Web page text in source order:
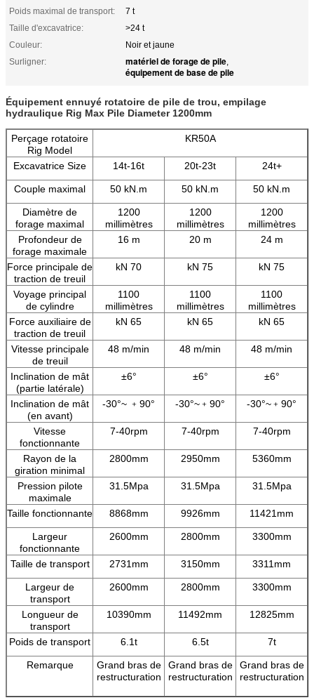
Poids maximal de transport:
7 t
Taille d'excavatrice:
>24 t
Couleur:
Noir et jaune
Surligner:
matériel de forage de pile,
équipement de base de pile
Équipement ennuyé rotatoire de pile de trou, empilage
hydraulique Rig Max Pile Diameter 1200mm
Perçage rotatoire
Rig Model
KR50A
Excavatrice Size 14t-16t 20t-23t 24t+
Couple maximal 50 kN.m 50 kN.m 50 kN.m
Diamètre de
forage maximal
1200
millimètres
1200
millimètres
1200
millimètres
Profondeur de
forage maximale
16 m 20 m 24 m
Force principale de
traction de treuil
kN 70 kN 75 kN 75
Voyage principal
de cylindre
1100
millimètres
1100
millimètres
1100
millimètres
Force auxiliaire de
traction de treuil
kN 65 kN 65 kN 65
Vitesse principale
de treuil
48 m/min 48 m/min 48 m/min
Inclination de mât
(partie latérale)
±6° ±6° ±6°
Inclination de mât
(en avant)
-30°~ ﹢90° -30°~﹢90° -30°~﹢90°
Vitesse
fonctionnante
7-40rpm 7-40rpm 7-40rpm
Rayon de la
giration minimal
2800mm 2950mm 5360mm
Pression pilote
maximale
31.5Mpa 31.5Mpa 31.5Mpa
Taille fonctionnante 8868mm 9926mm 11421mm
Largeur
fonctionnante
2600mm 2800mm 3300mm
Taille de transport 2731mm 3150mm 3311mm
Largeur de
transport
2600mm 2800mm 3300mm
Longueur de
transport
10390mm 11492mm 12825mm
Poids de transport 6.1t 6.5t 7t
Remarque
Grand bras de
restructuration
Grand bras de
restructuration
Grand bras de
restructuration